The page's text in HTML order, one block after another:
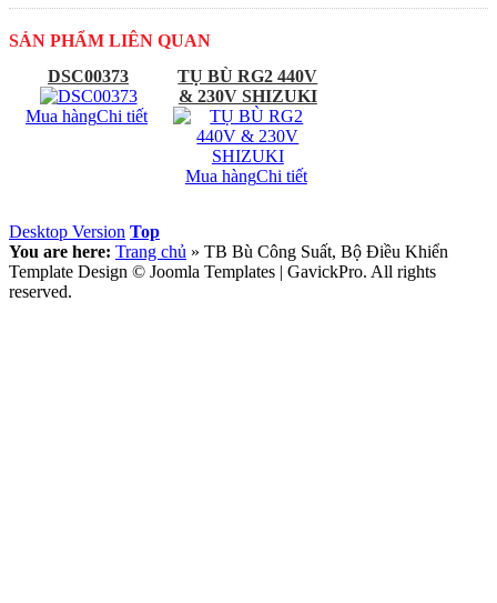
SẢN PHẨM LIÊN QUAN
DSC00373
Mua hàngChi tiết
TỤ BÙ RG2 440V
& 230V SHIZUKI
Mua hàngChi tiết
Desktop Version Top
You are here: Trang chủ » TB Bù Công Suất, Bộ Điều Khiển
Template Design © Joomla Templates | GavickPro. All rights
reserved.